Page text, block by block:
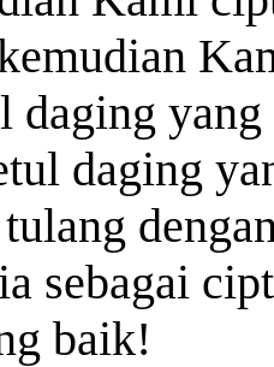
daging
daging
sebagai
baik!